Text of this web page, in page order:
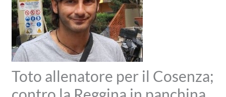
Toto allenatore per il Cosenza;